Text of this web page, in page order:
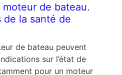
moteur de bateau.
la santé de
de bateau peuvent
sur l’état de
pour un moteur